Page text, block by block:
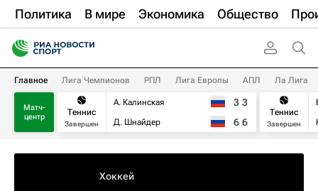
Политика В мире Экономика Общество
Главное Лига Чемпионов РПЛ Лига Европы АПЛ Ла Лига
Матч-
центр
Теннис
Завершен
А. Калинская
Д. Шнайдер
3 3
6 6
Теннис
Завершен
Хоккей